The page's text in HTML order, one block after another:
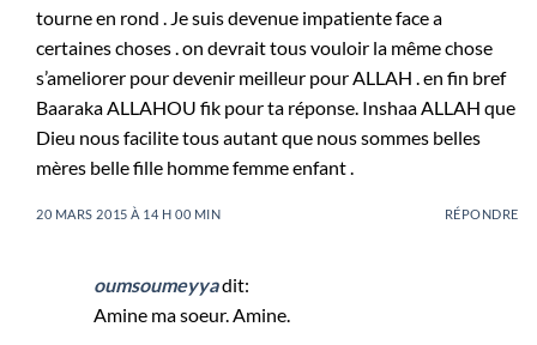
tourne en rond . Je suis devenue impatiente face a
certaines choses . on devrait tous vouloir la même chose
s’ameliorer pour devenir meilleur pour ALLAH . en fin bref
Baaraka ALLAHOU fik pour ta réponse. Inshaa ALLAH que
Dieu nous facilite tous autant que nous sommes belles
mères belle fille homme femme enfant .
20 MARS 2015 À 14 H 00 MIN RÉPONDRE
oumsoumeyyadit:
Amine ma soeur. Amine.